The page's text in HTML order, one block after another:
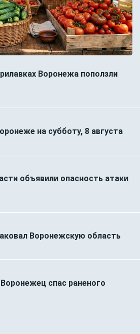
Воронежа поползли
на субботу, 8 августа
объявили опасность атаки
Воронежскую область
спас раненого